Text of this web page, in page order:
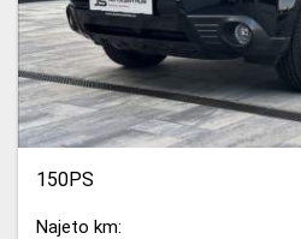
150PS
Najeto km: